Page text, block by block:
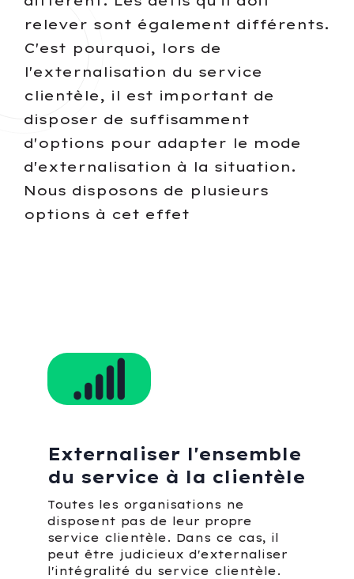
relever sont également différents.
C'est pourquoi, lors de
l'externalisation du service
clientèle, il est important de
disposer de suffisamment
d'options pour adapter le mode
d'externalisation à la situation.
Nous disposons de plusieurs
options à cet effet
Externaliser l'ensemble
du service à la clientèle
Toutes les organisations ne
disposent pas de leur propre
service clientèle. Dans ce cas, il
peut être judicieux d'externaliser
l'intégralité du service clientèle.